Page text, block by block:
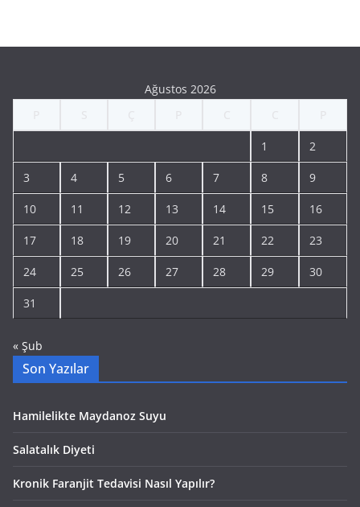
Ağustos 2026
1 2
3 4 5 6 7 8 9
10 11 12 13 14 15 16
17 18 19 20 21 22 23
24 25 26 27 28 29 30
31
« Şub
Son Yazılar
Hamilelikte Maydanoz Suyu
Salatalık Diyeti
Kronik Faranjit Tedavisi Nasıl Yapılır?